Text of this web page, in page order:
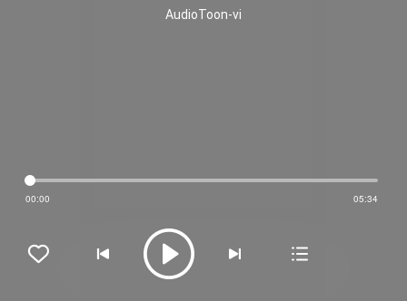
AudioToon-vi
00:00 05:34
    